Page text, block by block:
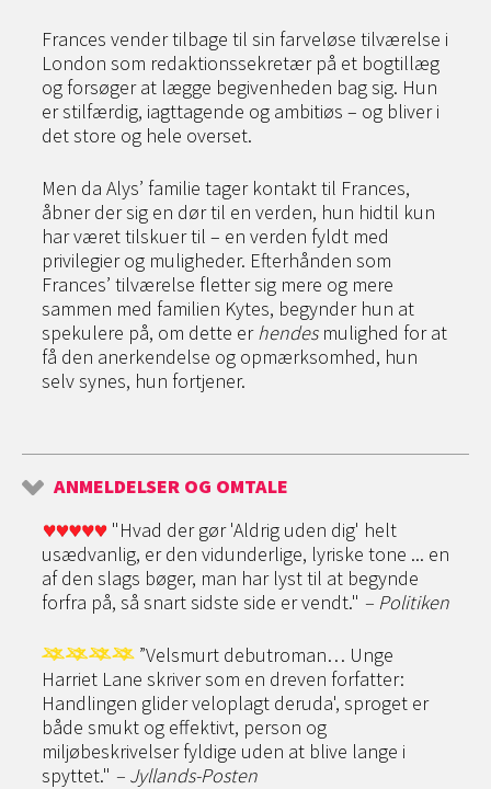
Frances vender tilbage til sin farveløse tilværelse i
London som redaktionssekretær på et bogtillæg
og forsøger at lægge begivenheden bag sig. Hun
er stilfærdig, iagttagende og ambitiøs – og bliver i
det store og hele overset.
Men da Alys’ familie tager kontakt til Frances,
åbner der sig en dør til en verden, hun hidtil kun
har været tilskuer til – en verden fyldt med
privilegier og muligheder. Efterhånden som
Frances’ tilværelse fletter sig mere og mere
sammen med familien Kytes, begynder hun at
spekulere på, om dette erhendesmulighed for at
få den anerkendelse og opmærksomhed, hun
selv synes, hun fortjener.
ANMELDELSER OG OMTALE
"Hvad der gør 'Aldrig uden dig' helt
usædvanlig, er den vidunderlige, lyriske tone ... en
af den slags bøger, man har lyst til at begynde
forfra på, så snart sidste side er vendt." – Politiken
”Velsmurt debutroman… Unge
Harriet Lane skriver som en dreven forfatter:
Handlingen glider veloplagt deruda', sproget er
både smukt og effektivt, person og
miljøbeskrivelser fyldige uden at blive lange i
spyttet." – Jyllands-Posten